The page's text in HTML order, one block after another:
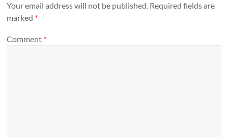
Your email address will not be published. Required fields are
marked *
Comment *